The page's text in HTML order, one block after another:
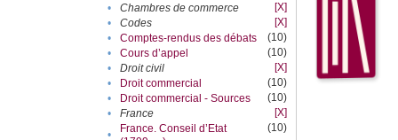
•
Chambres de commerce
[X]
•
Codes
[X]
•
Comptes-rendus des débats
(10)
•
Cours d’appel
(10)
•
Droit civil
[X]
•
Droit commercial
(10)
•
Droit commercial - Sources
(10)
•
France
[X]
•
France. Conseil d’Etat
(10)